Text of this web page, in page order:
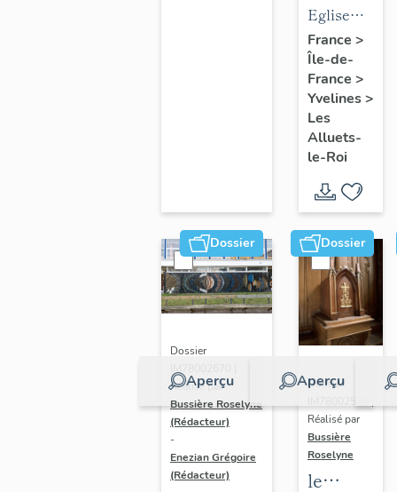
mobilier
de
l'église
Saint-
Nicolas
Eglise
paroissiale
Saint-
Nicolas
France >
Île-de-
France >
Yvelines>
Les
Alluets-
le-Roi
Dossier
Aperçu
Dossier
IM78002670 |
Réalisé par
Bussière Roselyne
(Rédacteur)
-
Enezian Grégoire
(Rédacteur)
Dossier
Aperçu
Dossier
Réalisé par
Bussière
Roselyne
le